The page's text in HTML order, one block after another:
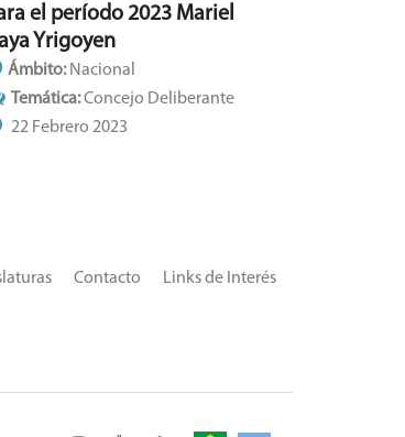
el período 2023 Mariel
Yrigoyen
Ámbito: Nacional
Temática:Concejo Deliberante
22 Febrero 2023
Links de Interés
Contacto